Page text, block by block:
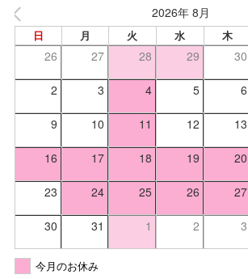
2026年 8月
日 月 火 水 木
26 27 28 29 30
2 3 4 5 6
9 10 11 12 13
16 17 18 19 20
23 24 25 26 27
30 31 1 2 3
今月のお休み